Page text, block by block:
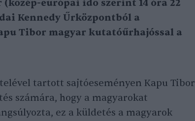
európai idő szerint 14 óra 22
Kennedy Űrközpontból a
Tibor magyar kutatóűrhajóssal a
tartott sajtóeseményen Kapu Tibor
számára, hogy a magyarokat
ez a küldetés a magyarok